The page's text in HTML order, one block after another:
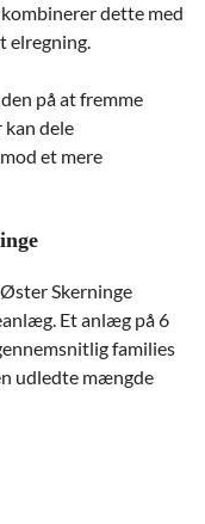
dette med
elregning.
på at fremme
dele
et mere
Skerninge
Et anlæg på 6
families
udledte mængde